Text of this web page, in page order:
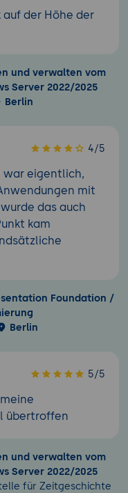
auf der Höhe der
und verwalten vom
Server 2022/2025
Berlin
4/5
war eigentlich,
mit
das auch
kam
Foundation /
Berlin
5/5
übertroffen
und verwalten vom
Server 2022/2025
für Zeitgeschichte